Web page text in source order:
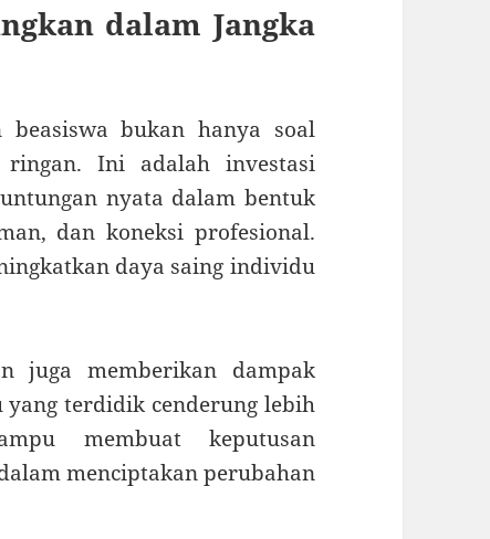
dalam Jangka
bukan hanya soal
ringan. Ini adalah investasi
nyata dalam bentuk
dan koneksi profesional.
daya saing individu
juga memberikan dampak
terdidik cenderung lebih
membuat keputusan
menciptakan perubahan